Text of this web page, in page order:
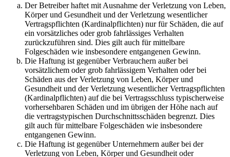
Der Betreiber haftet mit Ausnahme der Verletzung von Leben,
Körper und Gesundheit und der Verletzung wesentlicher
Vertragspflichten (Kardinalpflichten) nur für Schäden, die auf
ein vorsätzliches oder grob fahrlässiges Verhalten
zurückzuführen sind. Dies gilt auch für mittelbare
Folgeschäden wie insbesondere entgangenen Gewinn.
Die Haftung ist gegenüber Verbrauchern außer bei
vorsätzlichem oder grob fahrlässigem Verhalten oder bei
Schäden aus der Verletzung von Leben, Körper und
Gesundheit und der Verletzung wesentlicher Vertragspflichten
(Kardinalpflichten) auf die bei Vertragsschluss typischerweise
vorhersehbaren Schäden und im übrigen der Höhe nach auf
die vertragstypischen Durchschnittsschäden begrenzt. Dies
gilt auch für mittelbare Folgeschäden wie insbesondere
entgangenen Gewinn.
Die Haftung ist gegenüber Unternehmern außer bei der
Verletzung von Leben, Körper und Gesundheit oder